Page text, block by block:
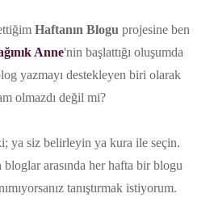
Haftanın Blogu projesine ben
Anne'nin başlattığı oluşumda
yazmayı destekleyen biri olarak
olmazdı değil mi?
ya siz belirleyin ya kura ile seçin.
arasında her hafta bir blogu
tanıştırmak istiyorum.